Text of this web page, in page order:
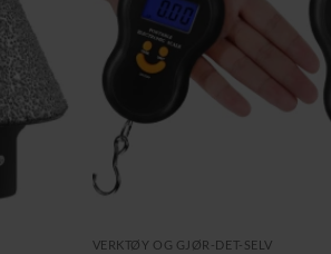
VERKTØY OG GJØR-DET-SELV